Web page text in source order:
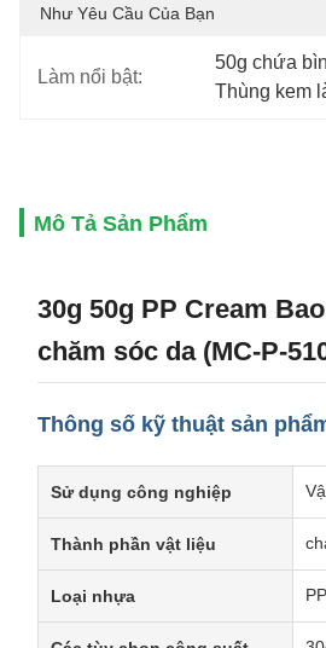
Như Yêu Cầu Của Bạn
Làm nổi bật:
50g chứa
Thùng kem
Mô Tả Sản Phẩm
30g 50g PP Cream
chăm sóc da (MC-P-
Thông số kỹ thuật sản
Sử dụng công nghiệp
Thành phần vật liệu
Loại nhựa